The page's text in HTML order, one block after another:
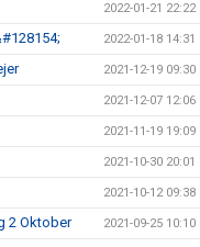
2022-01-21 22:22
2022-01-18 14:31
2021-12-19 09:30
2021-12-07 12:06
2021-11-19 19:09
2021-10-30 20:01
2021-10-12 09:38
2 Oktober 2021-09-25 10:10